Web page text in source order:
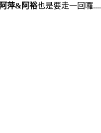
阿萍&阿裕也是要走一回囉....